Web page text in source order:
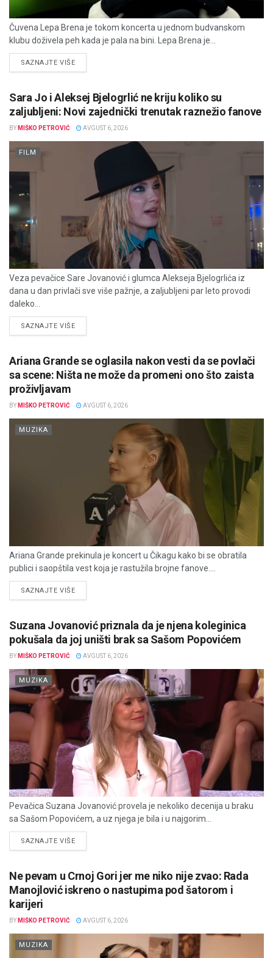
Čuvena Lepa Brena je tokom koncerta u jednom budvanskom
klubu doživela peh kada je pala na bini. Lepa Brena je...
SAZNAJTE VIŠEDETAILS
Sara Jo i Aleksej Bjelogrlić ne kriju koliko su
zaljubljeni: Novi zajednički trenutak raznežio fanove
BY MIŠKO PETROVIĆ AVGUST 6, 2026
FILM
Veza pevačice Sare Jovanović i glumca Alekseja Bjelogrlića iz
dana u dan privlači sve više pažnje, a zaljubljeni par leto provodi
daleko...
SAZNAJTE VIŠEDETAILS
Ariana Grande se oglasila nakon vesti da se povlači
sa scene: Ništa ne može da promeni ono što zaista
proživljavam
BY MIŠKO PETROVIĆ AVGUST 6, 2026
MUZIKA
Ariana Grande prekinula je koncert u Čikagu kako bi se obratila
publici i saopštila vest koja je rastužila brojne fanove....
SAZNAJTE VIŠEDETAILS
Suzana Jovanović priznala da je njena koleginica
pokušala da joj uništi brak sa Sašom Popovićem
BY MIŠKO PETROVIĆ AVGUST 6, 2026
MUZIKA
Pevačica Suzana Jovanović provela je nekoliko decenija u braku
sa Sašom Popovićem, a uz njega je bila i u najgorim...
SAZNAJTE VIŠEDETAILS
Ne pevam u Crnoj Gori jer me niko nije zvao: Rada
Manojlović iskreno o nastupima pod šatorom i
karijeri
BY MIŠKO PETROVIĆ AVGUST 6, 2026
MUZIKA